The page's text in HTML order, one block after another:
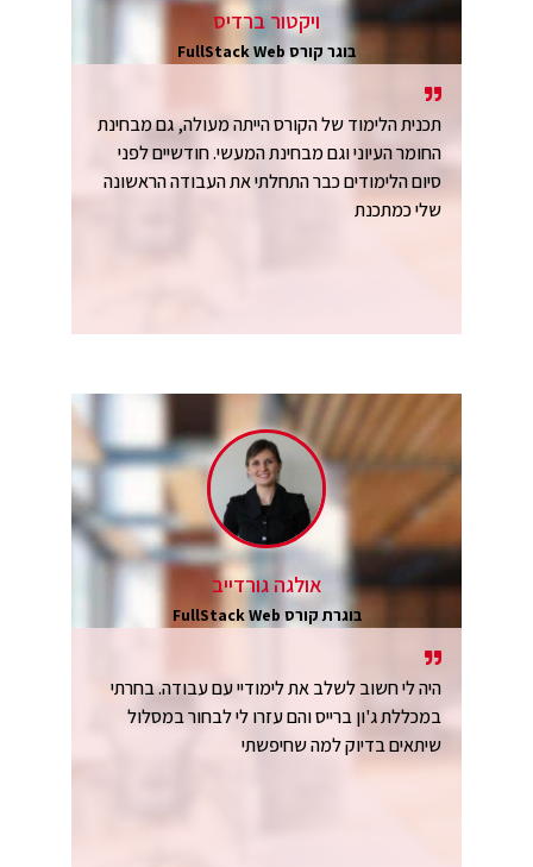
ויקטור ברדיס
בוגר קורס FullStack Web
תכנית הלימוד של הקורס הייתה מעולה, גם מבחינת
החומר העיוני וגם מבחינת המעשי. חודשיים לפני
סיום הלימודים כבר התחלתי את העבודה הראשונה
שלי כמתכנת
אולגה גורדייב
בוגרת קורס FullStack Web
היה לי חשוב לשלב את לימודיי עם עבודה. בחרתי
במכללת ג'ון ברייס והם עזרו לי לבחור במסלול
שיתאים בדיוק למה שחיפשתי